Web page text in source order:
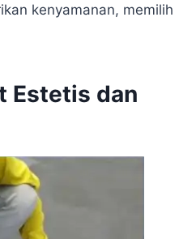
kenyamanan, memilih
Estetis dan